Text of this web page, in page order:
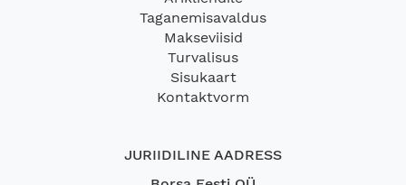
Taganemisavaldus
Makseviisid
Turvalisus
Sisukaart
Kontaktvorm
JURIIDILINE AADRESS